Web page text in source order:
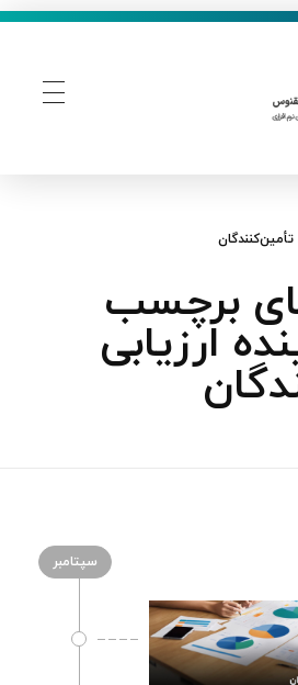
تأمین‌کنندگان
برچسب
ارزیابی
سپتامبر